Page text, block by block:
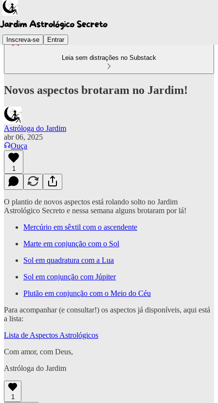
Inscreva-se Entrar
Leia sem distrações no Substack
Novos aspectos brotaram no Jardim!
Astróloga do Jardim
abr 06, 2025
Ouça
1
O plantio de novos aspectos está rolando solto no Jardim
Astrológico Secreto e nessa semana alguns brotaram por lá!
Mercúrio em sêxtil com o ascendente
Marte em conjunção com o Sol
Sol em quadratura com a Lua
Sol em conjunção com Júpiter
Plutão em conjunção com o Meio do Céu
Para acompanhar (e consultar!) os aspectos já disponíveis, aqui está
a lista:
Lista de Aspectos Astrológicos
Com amor, com Deus,
Astróloga do Jardim
1